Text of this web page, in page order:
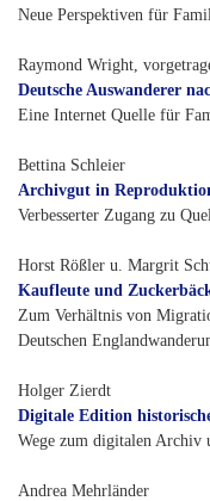
Neue Perspektiven für
Raymond Wright,
Deutsche Auswanderer
Eine Internet Quelle für
Bettina Schleier
Archivgut in
Verbesserter Zugang zu
Horst Rößler u. Margrit
Kaufleute und
Zum Verhältnis von
Deutschen
Holger Zierdt
Digitale Edition
Wege zum digitalen Archiv
Andrea Mehrländer